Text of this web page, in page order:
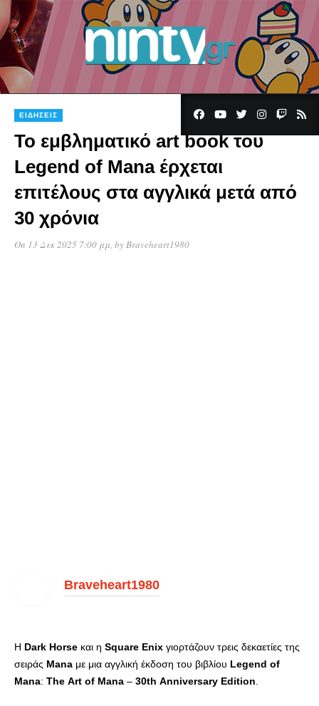
ΕΙΔΉΣΕΙΣ
Το εμβληματικό art book του
Legend of Mana έρχεται
επιτέλους στα αγγλικά μετά από
30 χρόνια
On 13 Δεκ 2025 7:00 μμ, byBraveheart1980
Braveheart1980
Η Dark Horse και η Square Enix γιορτάζουν τρεις δεκαετίες της
σειράς Mana με μια αγγλική έκδοση του βιβλίου Legend of
Mana: The Art of Mana – 30th Anniversary Edition